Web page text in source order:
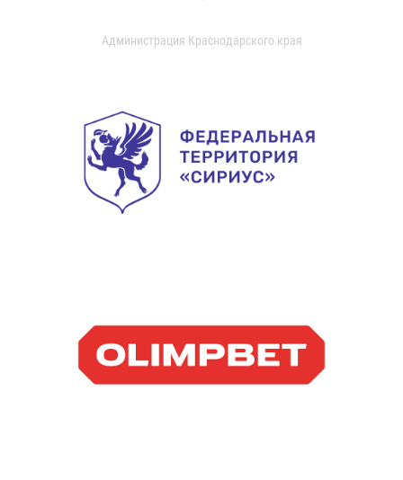
Администрация Краснодарского края